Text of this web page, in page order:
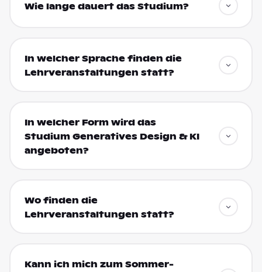
Wie lange dauert das Studium?
In welcher Sprache finden die
Lehrveranstaltungen statt?
In welcher Form wird das
Studium Generatives Design & KI
angeboten?
Wo finden die
Lehrveranstaltungen statt?
Kann ich mich zum Sommer-